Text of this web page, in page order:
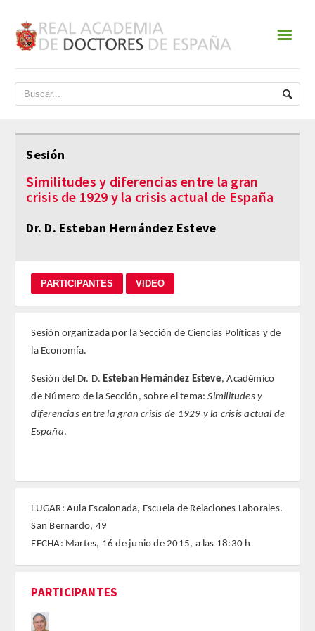
ACADEMIA
DATOS HISTÓRICOS
PRESIDENTES
NORMATIVA
REGLAMENTO
FUNDACIÓN LIBERADE
ACADÉMICOS
HUMANIDADES
MEDICINA
CIENCIAS EXPERIMENTALES
☰
Sesión
Similitudes y diferencias entre la gran
crisis de 1929 y la crisis actual de España
Dr. D. Esteban Hernández Esteve
Sesión organizada por la Sección de Ciencias Políticas y de
la Economía.
Sesión del Dr. D. Esteban Hernández Esteve, Académico
de Número de la Sección, sobre el tema:Similitudes y
diferencias entre la gran crisis de 1929 y la crisis actual de
España.
LUGAR: Aula Escalonada, Escuela de Relaciones Laborales.
San Bernardo, 49
FECHA: Martes, 16 de junio de 2015, a las 18:30 h
PARTICIPANTES